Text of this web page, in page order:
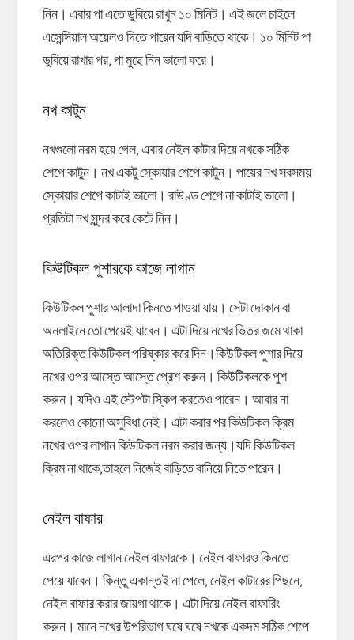
নিন। এবার পা এতে ডুবিয়ে রাখুন ১০ মিনিট। এই জলে চাইলে
এসেন্সিয়াল অয়েলও দিতে পারেন যদি বাড়িতে থাকে। ১০ মিনিট পা
ডুবিয়ে রাখার পর, পা মুছে নিন ভালো করে।
নখ কাটুন
নখগুলো নরম হয়ে গেল, এবার নেইল কাটার দিয়ে নখকে সঠিক
শেপে কাটুন। নখ একটু স্কোয়ার শেপে কাটুন। পায়ের নখ সবসময়
স্কোয়ার শেপে কাটাই ভালো। রাউণ্ড শেপে না কাটাই ভালো।
প্রতিটা নখ সুন্দর করে কেটে নিন।
কিউটিকল পুশারকে কাজে লাগান
কিউটিকল পুশার আলাদা কিনতে পাওয়া যায়। সেটা দোকান বা
অনলাইনে তো পেয়েই যাবেন। এটা দিয়ে নখের ভিতর জমে থাকা
অতিরিক্ত কিউটিকল পরিষ্কার করে দিন।কিউটিকল পুশার দিয়ে
নখের ওপর আস্তে আস্তে প্রেশ করুন। কিউটিকলকে পুশ
করুন। যদিও এই স্টেপটা স্কিপ করতেও পারেন। আবার না
করলেও কোনো অসুবিধা নেই। এটা করার পর কিউটিকল ক্রিম
নখের ওপর লাগান কিউটিকল নরম করার জন্য।যদি কিউটিকল
ক্রিম না থাকে,তাহলে নিজেই বাড়িতে বানিয়ে নিতে পারেন।
নেইল বাফার
এরপর কাজে লাগান নেইল বাফারকে। নেইল বাফারও কিনতে
পেয়ে যাবেন। কিন্তু একান্তই না পেলে, নেইল কাটারের পিছনে,
নেইল বাফার করার জায়গা থাকে। এটা দিয়ে নেইল বাফারিং
করুন। মানে নখের উপরিভাগ ঘষে ঘষে নখকে একদম সঠিক শেপে